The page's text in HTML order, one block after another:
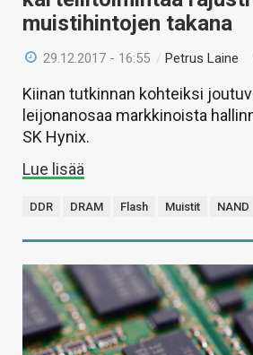
muistihintojen takana
29.12.2017 - 16:55 /Petrus Laine
Kiinan tutkinnan kohteiksi
leijonanosaa markkinoista
SK Hynix.
Lue lisää
DDR DRAM Flash Muistit NAND